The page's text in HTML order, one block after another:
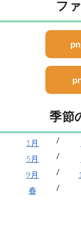
フ
季節
1月
5月
9月
春